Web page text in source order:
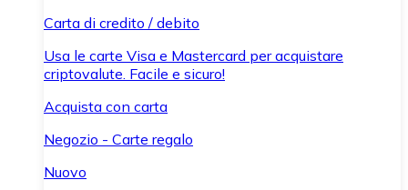
Carta di credito / debito
Usa le carte Visa e Mastercard per acquistare
criptovalute. Facile e sicuro!
Acquista con carta
Negozio - Carte regalo
Nuovo